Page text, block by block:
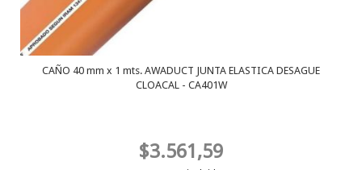
CAÑO 40 mm x 1 mts. AWADUCT JUNTA ELASTICA DESAGUE
CLOACAL - CA401W
$3.561,59